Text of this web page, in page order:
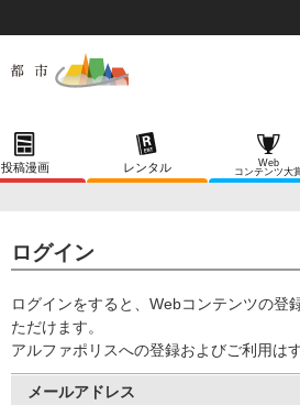
投稿漫画 レンタル
Web
コンテンツ大
ログイン
ログインをすると、Webコンテンツの登
ただけます。
アルファポリスへの登録およびご利用は
メールアドレス